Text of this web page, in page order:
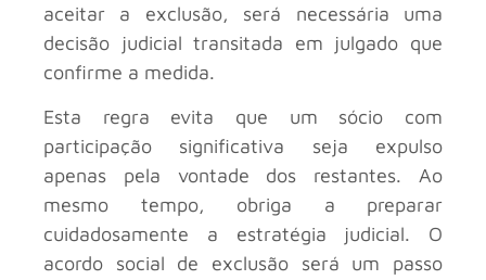
aceitar a exclusão, será necessária uma
decisão judicial transitada em julgado que
confirme a medida.
Esta regra evita que um sócio com
participação significativa seja expulso
apenas pela vontade dos restantes. Ao
mesmo tempo, obriga a preparar
cuidadosamente a estratégia judicial. O
acordo social de exclusão será um passo